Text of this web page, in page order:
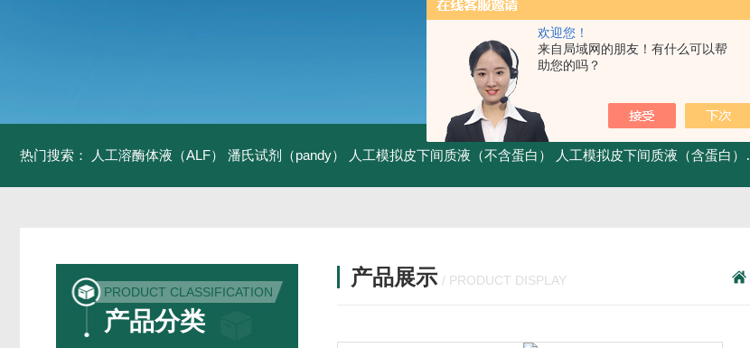
欢迎您！
来自局域网的朋友！有什么可以帮
助您的吗？
热门搜索： 人工溶酶体液（ALF） 潘氏试剂（pandy） 人工模拟皮下间质液（不含蛋白） 人工模拟皮下间质液（含蛋白）
PRODUCT CLASSIFICATION
产品分类
产品展示 / PRODUCT DISPLAY